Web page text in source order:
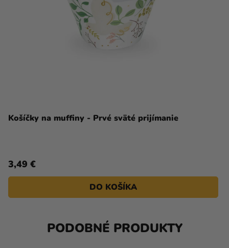
Košíčky na muffiny - Prvé sväté prijímanie
3,49 €
DO KOŠÍKA
PODOBNÉ PRODUKTY